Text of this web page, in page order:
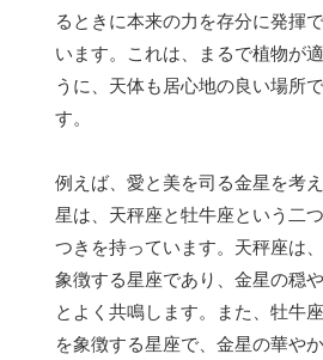
るときに本来の力を存分に発揮
います。これは、まるで植物が
うに、天体も居心地の良い場所
す。
例えば、愛と美を司る金星を考
星は、天秤座と牡牛座という二
つきを持っています。天秤座は
象徴する星座であり、金星の穏
とよく共鳴します。また、牡牛
を象徴する星座で、金星の華や